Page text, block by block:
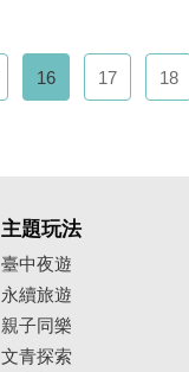
16 17 18
主題玩法
臺中夜遊
永續旅遊
親子同樂
文青探索